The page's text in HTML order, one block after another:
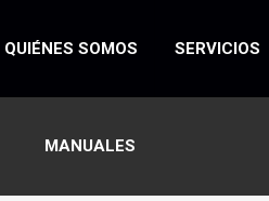
QUIÉNES SOMOS SERVICIOS
MANUALES